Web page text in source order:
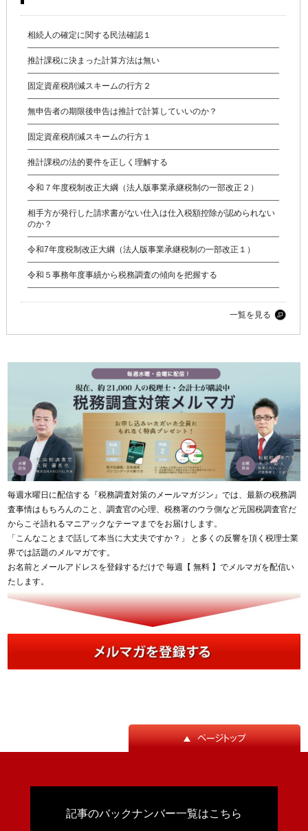
相続人の確定に関する民法確認１
推計課税に決まった計算方法は無い
固定資産税削減スキームの行方２
無申告者の期限後申告は推計で計算していいのか？
固定資産税削減スキームの行方１
推計課税の法的要件を正しく理解する
令和７年度税制改正大綱（法人版事業承継税制の一部改正２）
相手方が発行した請求書がない仕入は仕入税額控除が認められない
のか？
令和7年度税制改正大綱（法人版事業承継税制の一部改正１）
令和５事務年度事績から税務調査の傾向を把握する
一覧を見る
毎週水曜日に配信する『税務調査対策のメールマガジン』では、最新の税務調
査事情はもちろんのこと、調査官の心理、税務署のウラ側など元国税調査官だ
からこそ語れるマニアックなテーマまでをお届けします。
「こんなことまで話して本当に大丈夫ですか？」 と多くの反響を頂く税理士業
界では話題のメルマガです。
お名前とメールアドレスを登録するだけで 毎週【 無料 】でメルマガを配信い
たします。
記事のバックナンバー一覧はこちら